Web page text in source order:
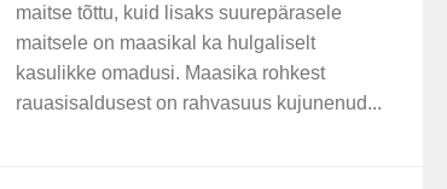
maitse tõttu, kuid lisaks suurepärasele
maitsele on maasikal ka hulgaliselt
kasulikke omadusi. Maasika rohkest
rauasisaldusest on rahvasuus kujunenud...